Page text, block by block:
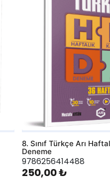
8. Sınıf Türkçe Arı
Deneme
9786256414488
250,00 ₺